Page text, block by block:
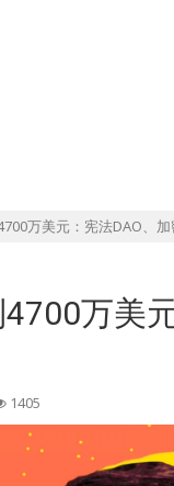
万美元：宪法DAO、
万美
1405